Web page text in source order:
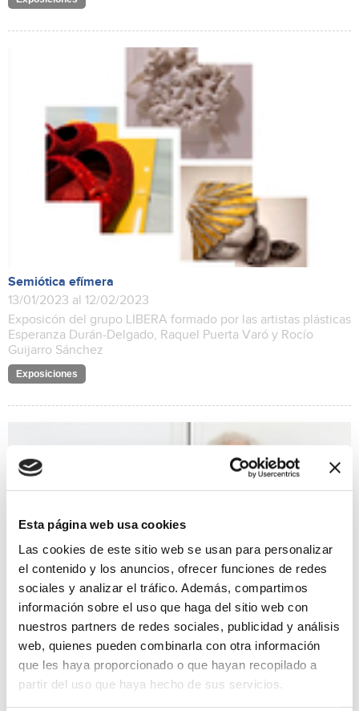
Esta página web usa cookies
Las cookies de este sitio web se usan para personalizar
el contenido y los anuncios, ofrecer funciones de redes
sociales y analizar el tráfico. Además, compartimos
información sobre el uso que haga del sitio web con
nuestros partners de redes sociales, publicidad y análisis
web, quienes pueden combinarla con otra información
que les haya proporcionado o que hayan recopilado a
partir del uso que haya hecho de sus servicios.
Semiótica efímera
13/01/2023 al 12/02/2023
Exposicón del grupo LIBERA formado por las artistas plásticas
Esperanza Durán-Delgado, Raquel Puerta Varó y Rocío
Guijarro Sánchez
Exposiciones
Sigilos. La imagen de la palabra
20/01/2023 al 10/03/2023
De Zulema Peña. La obra gráfica Sigilos, la imagen de la